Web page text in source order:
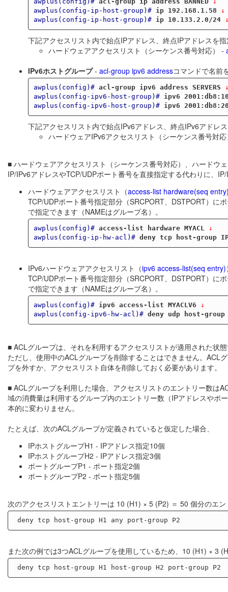
awplus(config-ip-host-group)#
ip 192.168.1.58 ↓
awplus(config-ip-host-group)#
ip 10.133.2.0/24
下記アクセスリスト内で始点IPアドレス、終点IPアドレスを
ハードウェアアクセスリスト（シーケンス番号対応） -
IPv6ホストグループ- acl-group ipv6 addressコマンドで名前
awplus(config)# acl-group ipv6 address SERVERS
awplus(config-ipv6-host-group)#
ipv6
awplus(config-ipv6-host-group)#
ipv6
下記アクセスリスト内で始点IPv6アドレス、終点IPv6アドレ
ハードウェアIPv6アクセスリスト（シーケンス番号対
■ ハードウェアアクセスリスト（シーケンス番号対応）、ハードウ
IP/IPv6アドレスやTCP/UDPポート番号を直接指定する代わりに、
ハードウェアアクセスリスト（access-list hardware(seq
TCP/UDPポート番号指定部分（SRCPORT、DSTPORT）に
で指定できます（NAMEはグループ名）。
awplus(config)# access-list hardware MYACL ↓
awplus(config-ip-hw-acl)# deny tcp host-group
IPv6ハードウェアアクセスリスト（ipv6 access-list(seq entry)
TCP/UDPポート番号指定部分（SRCPORT、DSTPORT）に
で指定できます（NAMEはグループ名）。
awplus(config)# ipv6 access-list MYACLV6 ↓
awplus(config-ipv6-hw-acl)# deny udp host-group
■ ACLグループは、それを利用するアクセスリストが適用された状
ただし、使用中のACLグループを削除することはできません。ACL
プを外すか、アクセスリスト自体を削除しておく必要があります。
■ ACLグループを利用した場合、アクセスリストのエントリー数は
域の消費量は利用するグループ内のエントリー数（IPアドレスやポ
本的に変わりません。
たとえば、次のACLグループが定義されていると仮定した場合、
IPホストグループH1 - IPアドレス指定10個
IPホストグループH2 - IPアドレス指定3個
ポートグループP1 - ポート指定2個
ポートグループP2 - ポート指定5個
次のアクセスリストエントリーは 10 (H1) × 5 (P2) ＝ 50 個分のエ
また次の例では3つACLグループを使用しているため、10 (H1) × 3